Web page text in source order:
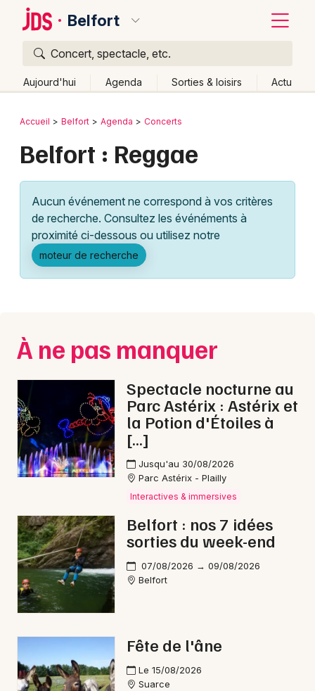
Belfort
Concert, spectacle, etc.
Aujourd'hui Agenda Sorties & loisirs Actu
Publier un événement
Grands événements
Activité & Expérience
Manifestations
Spectacles
Concerts
Soirées
Sorties famille
Expos
Sorties & loisirs
Reggae dans le Territoire de Belfort
Reggae en Franche-Comté
Reggae en Bourgogne-Franche-Comté
Bordeaux
Lille
Lyon
Marseille
Nantes
Nice
Paris
Strasbourg
Toulouse
Retour
Accueil Belfort Agenda Concerts
Belfort : Reggae
Aucun événement ne correspond à vos critères
de recherche. Consultez les événéments à
proximité ci-dessous ou utilisez notre
moteur de recherche
À ne pas manquer
Spectacle nocturne au
Parc Astérix : Astérix et
la Potion d'Étoiles à
[…]
Jusqu'au 30/08/2026
Parc Astérix - Plailly
Interactives & immersives
Belfort : nos 7 idées
sorties du week-end
07/08/2026 → 09/08/2026
Belfort
Fête de l'âne
Le 15/08/2026
Suarce
Quoi ?
Où ?
Franche-Comté
Partout Près de moi
Quand ?
Ce week-end